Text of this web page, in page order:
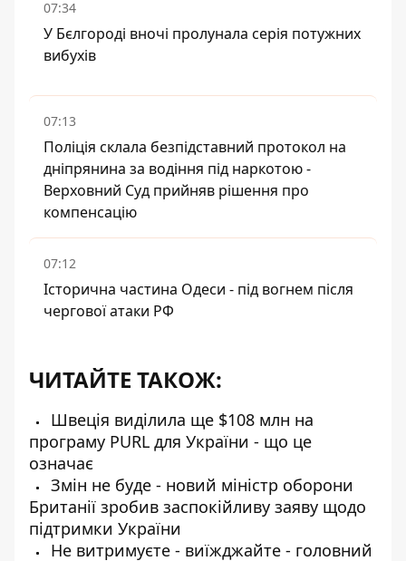
07:34
У Бєлгороді вночі пролунала серія потужних
вибухів
07:13
Поліція склала безпідставний протокол на
дніпрянина за водіння під наркотою -
Верховний Суд прийняв рішення про
компенсацію
07:12
Історична частина Одеси - під вогнем після
чергової атаки РФ
ЧИТАЙТЕ ТАКОЖ:
Швеція виділила ще $108 млн на
програму PURL для України - що це
означає
Змін не буде - новий міністр оборони
Британії зробив заспокійливу заяву щодо
підтримки України
Не витримуєте - виїжджайте - головний